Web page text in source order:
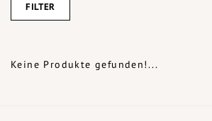
FILTER
Keine Produkte gefunden!...